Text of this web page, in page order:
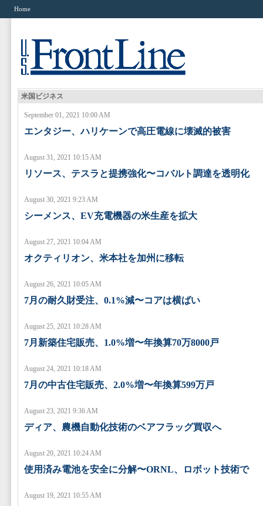
Home
米国ビジネス
September 01, 2021 10:00 AM
エンタジー、ハリケーンで高圧電線に壊滅的被害
August 31, 2021 10:15 AM
リソース、テスラと提携強化〜コバルト調達を透明化
August 30, 2021 9:23 AM
シーメンス、EV充電機器の米生産を拡大
August 27, 2021 10:04 AM
オクティリオン、米本社を加州に移転
August 26, 2021 10:05 AM
7月の耐久財受注、0.1%減〜コアは横ばい
August 25, 2021 10:28 AM
7月新築住宅販売、1.0%増〜年換算70万8000戸
August 24, 2021 10:18 AM
7月の中古住宅販売、2.0%増〜年換算599万戸
August 23, 2021 9:36 AM
ディア、農機自動化技術のベアフラッグ買収へ
August 20, 2021 10:24 AM
使用済み電池を安全に分解〜ORNL、ロボット技術で
August 19, 2021 10:55 AM